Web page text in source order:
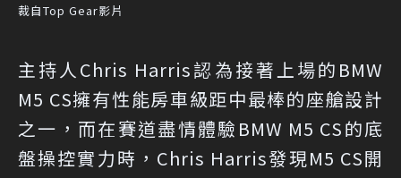
裁自Top Gear影片
主持人Chris Harris認為接著上場的BMW
M5 CS擁有性能房車級距中最棒的座艙設計
之一，而在賽道盡情體驗BMW M5 CS的底
盤操控實力時，Chris Harris發現M5 CS開